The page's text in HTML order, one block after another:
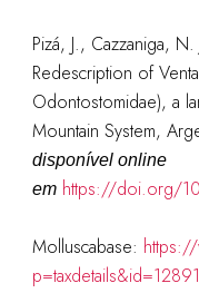
Pizá, J., Cazzaniga,
Redescription of
Odontostomidae), a
Mountain System,
disponível online
em https://doi.org/
Molluscabase: